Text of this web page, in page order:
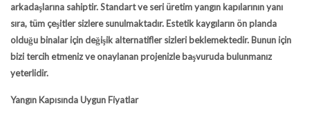
arkadaşlarına sahiptir. Standart ve seri üretim yangın kapılarının yanı
sıra, tüm çeşitler sizlere sunulmaktadır. Estetik kaygıların ön planda
olduğu binalar için değişik alternatifler sizleri beklemektedir. Bunun için
bizi tercih etmeniz ve onaylanan projenizle başvuruda bulunmanız
yeterlidir.
Yangın Kapısında Uygun Fiyatlar